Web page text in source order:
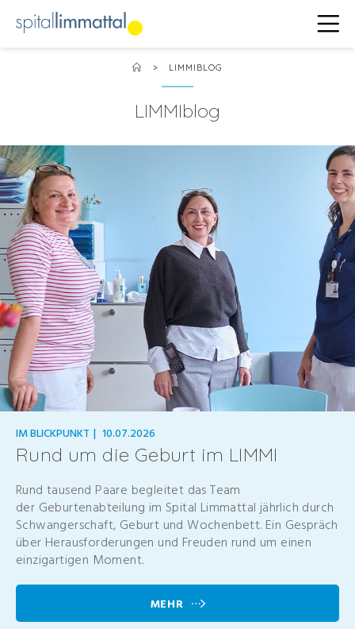
> LIMMIBLOG
LIMMIblog
IM BLICKPUNKT | 10.07.2026
Rund um die Geburt im LIMMI
Rund tausend Paare begleitet das Team
der Geburtenabteilung im Spital Limmattal jährlich durch
Schwangerschaft, Geburt und Wochenbett. Ein Gespräch
über Herausforderungen und Freuden rund um einen
einzigartigen Moment.
MEHR